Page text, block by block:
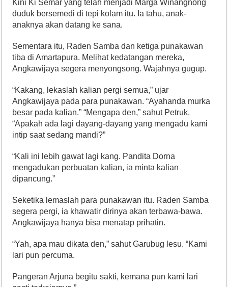
Kini Ki Semar yang telah menjadi Marga Winangnong
duduk bersemedi di tepi kolam itu. Ia tahu, anak-
anaknya akan datang ke sana.
Sementara itu, Raden Samba dan ketiga punakawan
tiba di Amartapura. Melihat kedatangan mereka,
Angkawijaya segera menyongsong. Wajahnya gugup.
“Kakang, lekaslah kalian pergi semua,” ujar
Angkawijaya pada para punakawan. “Ayahanda murka
besar pada kalian.” “Mengapa den,” sahut Petruk.
“Apakah ada lagi dayang-dayang yang mengadu kami
intip saat sedang mandi?”
“Kali ini lebih gawat lagi kang. Pandita Dorna
mengadukan perbuatan kalian, ia minta kalian
dipancung.”
Seketika lemaslah para punakawan itu. Raden Samba
segera pergi, ia khawatir dirinya akan terbawa-bawa.
Angkawijaya hanya bisa menatap prihatin.
“Yah, apa mau dikata den,” sahut Garubug lesu. “Kami
lari pun percuma.
Pangeran Arjuna begitu sakti, kemana pun kami lari